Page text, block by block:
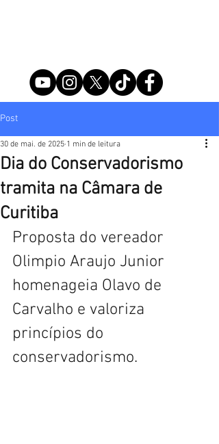
Post
Dia do Conservadorismo
tramita na Câmara de
Curitiba
30 de mai. de 2025 1 min de leitura
Proposta do vereador
Olimpio Araujo Junior
homenageia Olavo de
Carvalho e valoriza
princípios do
conservadorismo.